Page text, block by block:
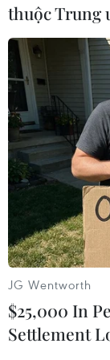
#Hàn Quốc
Hàn Quốc
Theo dõi
TIN LIÊN
thuộc Trung
JG Wentworth
$25,000 In
Settlement